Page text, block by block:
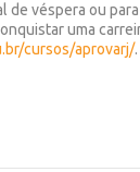
de véspera ou
uma
cursos/aprovarj/.